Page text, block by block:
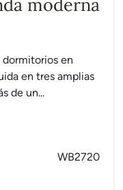
moderna
dormitorios en
en tres amplias
de un...
WB2720